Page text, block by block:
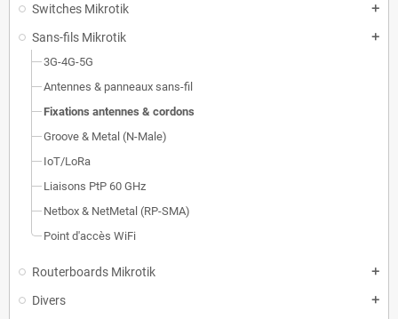
Switches Mikrotik add
Sans-fils Mikrotik add
3G-4G-5G
Antennes & panneaux sans-fil
Fixations antennes & cordons
Groove & Metal (N-Male)
IoT/LoRa
Liaisons PtP 60 GHz
Netbox & NetMetal (RP-SMA)
Point d'accès WiFi
Routerboards Mikrotik add
Divers add